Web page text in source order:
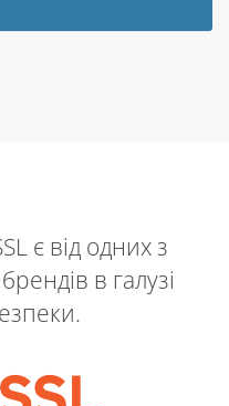
є від одних з
в галузі